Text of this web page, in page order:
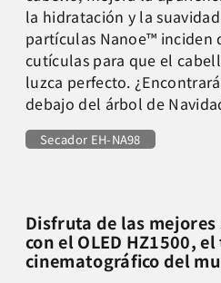
la hidratación y la
partículas Nanoe™ inciden
cutículas para que el
luzca perfecto.
debajo del árbol de
Secador EH-NA98
Disfruta de las
con el OLED HZ1500,
cinematográfico del